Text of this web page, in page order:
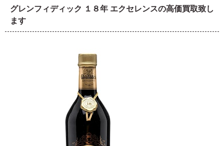
グレンフィディック １８年 エクセレンスの高価買取致し
ます